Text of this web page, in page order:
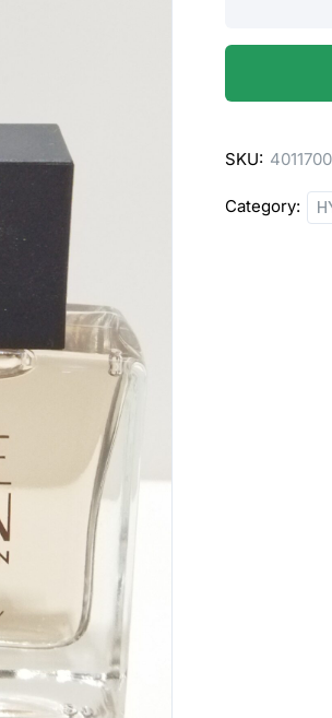
TOILETTE
MAN
LUXURY
quantity
SKU:
Category: